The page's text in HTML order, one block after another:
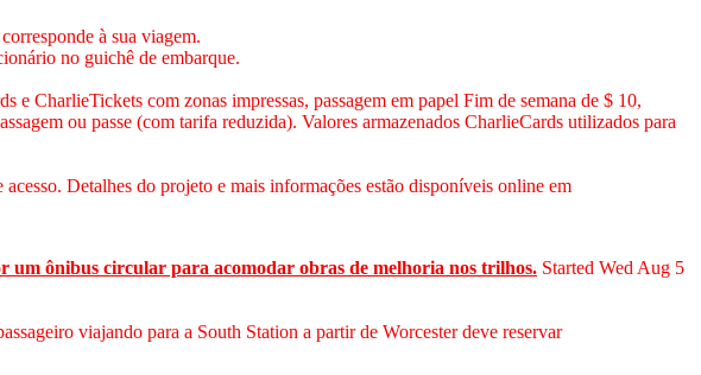
à sua viagem.
no guichê de embarque.
e CharlieTickets com zonas impressas, passagem em papel Fim de semana de $ 10,
ou passe (com tarifa reduzida). Valores armazenados CharlieCards utilizados para
Detalhes do projeto e mais informações estão disponíveis online em
um ônibus circular para acomodar obras de melhoria nos trilhos. Started Wed Aug 5
viajando para a South Station a partir de Worcester deve reservar